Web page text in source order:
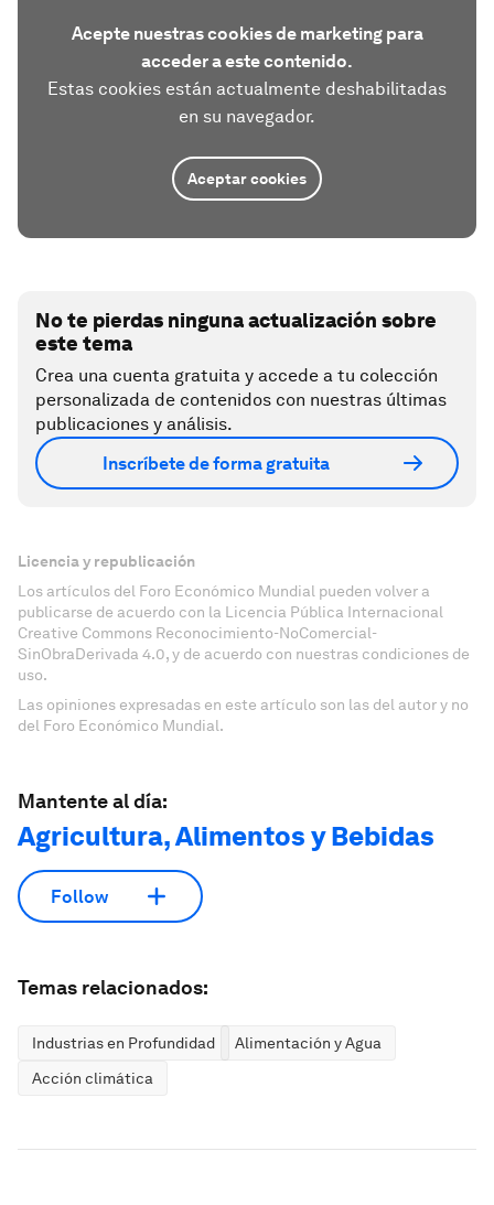
Acepte nuestras cookies de marketing para
acceder a este contenido.
Estas cookies están actualmente deshabilitadas
en su navegador.
Aceptar cookies
No te pierdas ninguna actualización sobre
este tema
Crea una cuenta gratuita y accede a tu colección
personalizada de contenidos con nuestras últimas
publicaciones y análisis.
Inscríbete de forma gratuita
Licencia y republicación
Los artículos del Foro Económico Mundial pueden volver a
publicarse de acuerdo con la Licencia Pública Internacional
Creative Commons Reconocimiento-NoComercial-
SinObraDerivada 4.0, y de acuerdo con nuestras condiciones de
uso.
Las opiniones expresadas en este artículo son las del autor y no
del Foro Económico Mundial.
Mantente al día:
Agricultura, Alimentos y Bebidas
Follow
Temas relacionados:
Industrias en Profundidad
Alimentación y Agua
Acción climática